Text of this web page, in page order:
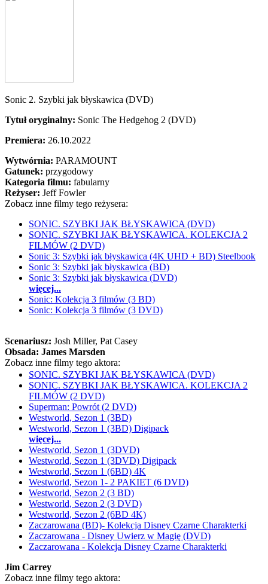
Sonic 2. Szybki jak błyskawica (DVD)
Tytuł oryginalny: Sonic The Hedgehog 2 (DVD)
Premiera: 26.10.2022
Wytwórnia: PARAMOUNT
Gatunek: przygodowy
Kategoria filmu: fabularny
Reżyser: Jeff Fowler
Zobacz inne filmy tego reżysera:
SONIC. SZYBKI JAK BŁYSKAWICA (DVD)
SONIC. SZYBKI JAK BŁYSKAWICA. KOLEKCJA 2
FILMÓW (2 DVD)
Sonic 3: Szybki jak błyskawica (4K UHD + BD) Steelbook
Sonic 3: Szybki jak błyskawica (BD)
Sonic 3: Szybki jak błyskawica (DVD)
więcej...
Sonic: Kolekcja 3 filmów (3 BD)
Sonic: Kolekcja 3 filmów (3 DVD)
Scenariusz: Josh Miller, Pat Casey
Obsada: James Marsden
Zobacz inne filmy tego aktora:
SONIC. SZYBKI JAK BŁYSKAWICA (DVD)
SONIC. SZYBKI JAK BŁYSKAWICA. KOLEKCJA 2
FILMÓW (2 DVD)
Superman: Powrót (2 DVD)
Westworld, Sezon 1 (3BD)
Westworld, Sezon 1 (3BD) Digipack
więcej...
Westworld, Sezon 1 (3DVD)
Westworld, Sezon 1 (3DVD) Digipack
Westworld, Sezon 1 (6BD) 4K
Westworld, Sezon 1- 2 PAKIET (6 DVD)
Westworld, Sezon 2 (3 BD)
Westworld, Sezon 2 (3 DVD)
Westworld, Sezon 2 (6BD 4K)
Zaczarowana (BD)- Kolekcja Disney Czarne Charakterki
Zaczarowana - Disney Uwierz w Magię (DVD)
Zaczarowana - Kolekcja Disney Czarne Charakterki
Jim Carrey
Zobacz inne filmy tego aktora: